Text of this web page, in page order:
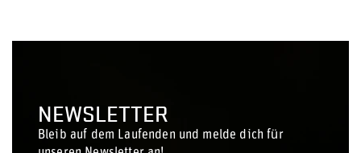
NEWSLETTER
Bleib auf dem Laufenden und melde dich für